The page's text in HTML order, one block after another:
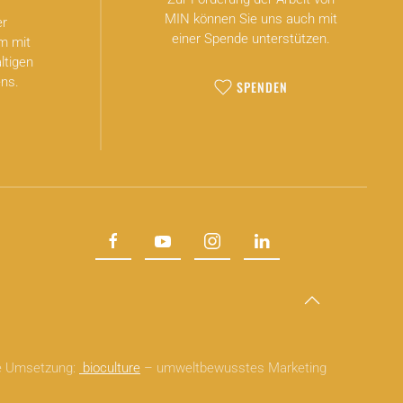
mit
MIN können Sie uns auch mit
einer Spende unterstützen.
SPENDEN
Umsetzung: bioculture – umweltbewusstes Marketing